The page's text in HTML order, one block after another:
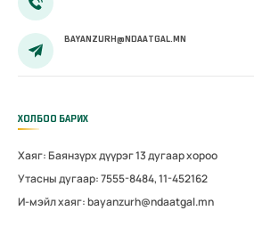
BAYANZURH@NDAATGAL.MN
ХОЛБОО БАРИХ
Хаяг: Баянзүрх дүүрэг 13 дугаар хороо
Утасны дугаар: 7555-8484, 11-452162
И-мэйл хаяг: bayanzurh@ndaatgal.mn